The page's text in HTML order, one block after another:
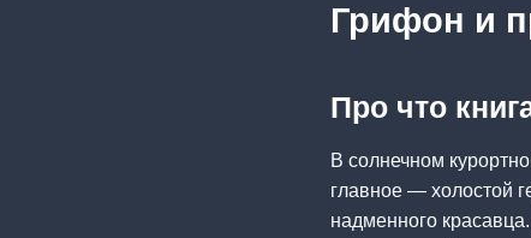
Грифон и
Про что
В солнечном
главное — холостой
надменного